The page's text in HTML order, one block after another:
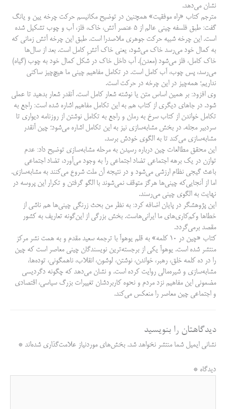
نشان می‌دهد.
مترجم کتاب «راه موفقیت» همچنین در توضیح مکانیسم حرکت چرخه یین و یانگ
گفت: طبق فلسفه چینی عالم از ۵ عنصر آتش، خاک، فلز، آب و چوب تشکیل شده‌
است. این چرخه شبیه حرکت جوهری ملاصدرا است. طبق این چرخه آتش زمانی که
به کمال خود می‌رسد خاک می‌شود، یعنی خاک آتشِ کامل است. بعد از سال‌ها
خاک کامل، فلز می‌شود (معدن). آب داخل خاک در شکل کمال خود به چوب (گیاه)
می‌رسد، پس چوب، آب کامل است. در تکامل مفاهیم چینی ما هیچ‌چیز ساکنی
نداریم؛ همه‌چیز در این چرخه در حرکت است.
وی افزود: بر همین اساس متن یا نوشته شعار کامل است. آنقدر شعار بدهید تا عملی
شود. در جاهای دیگری از کتاب هم به این تکامل مفاهیم اشاره شده است: راجع به
تکامل خواندن از کتاب سرخ به رمان و راجع به تکامل نوشتن از روزنامه دیواری تا
سردبیر مجله. در بخش مشابه‌سازی نیز به این تکامل اشاره می‌شود؛ چین آنقدر
مشابه‌سازی می‌کند تا به الگوی خودش برسد.
این محقق مطالعات چین درباره رسیدن به مرحله مشابه‌سازی توضیح داد: عدم
توازن در یک برهه اجتماعی تضاد اجتماعی را به وجود می‌آورد، تضاد اجتماعی
باعث گیجی نظام ارزشی می‌شود و در نتیجه آن ملت شروع می‌کنند به مشابه‌سازی.
اما از آنجایی‌که چینی‌ها هرگز متوقف نمی‌شوند با الگو گرفتن و تکرار این پروسه در
نهایت به الگوی چینی می‌رسند.
این پژوهشگر در پایان اضافه کرد: به نظر من بحث زرنگی چینی‌ها هم ناشی از
خطاها وکم‌کاری‌های ما ایرانی‌هاست. بخش بزرگی از این‌گونه تعاریف به کشور
مقصد برمی‌گردد.
کتاب «چین در ۱۰ کلمه» به قلم یوهوآ با ترجمه سعید مقدم و به همت نشر مرکز
منتشر شده است. یوهوآ یکی از برجسته‌ترین نویسندگان چینی معاصر است که چین
را در ده کلمه خلق، رهبر، خواندن، نوشتن، لوشون، انقلاب، ناهمگونی، توده‌ها،
مشابه‌سازی و شیره‌مالی روایت کرده است. و نشان می‌دهد که چگونه دگردیسی
مضمونی این مفاهیم نزد مردم و نحوه کاربردشان تغییرات بزرگ سیاسی، اقتصادی
و اجتماعی چین معاصر را منعکس می‌کند.
دیدگاهتان را بنویسید
نشانی ایمیل شما منتشر نخواهد شد. بخش‌های موردنیاز علامت‌گذاری شده‌اند *
دیدگاه *